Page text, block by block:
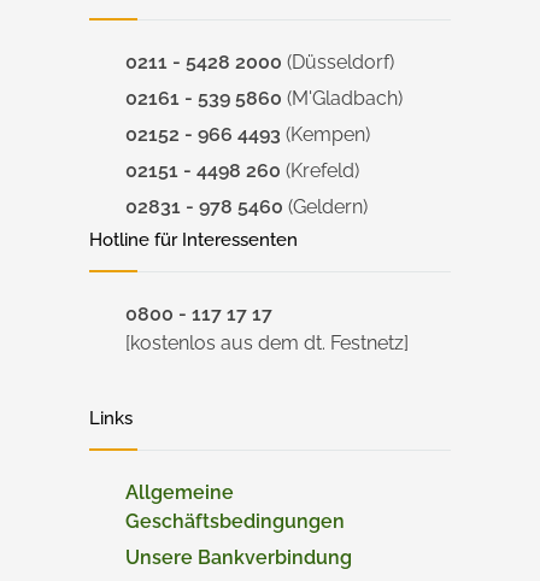
0211 - 5428 2000 (Düsseldorf)
02161 - 539 5860 (M'Gladbach)
02152 - 966 4493 (Kempen)
02151 - 4498 260 (Krefeld)
02831 - 978 5460 (Geldern)
Hotline für Interessenten
0800 - 117 17 17
[kostenlos aus dem dt. Festnetz]
Links
Allgemeine
Geschäftsbedingungen
Unsere Bankverbindung